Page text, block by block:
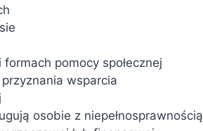
pomocy społecznej
wsparcia
osobie z niepełnosprawnością